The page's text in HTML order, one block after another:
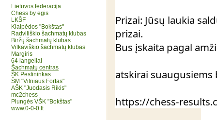
Lietuvos federacija
Chess by egis
LKŠF
Klaipėdos "Bokštas"
Radviliškio šachmatų klubas
Biržų šachmatų klubas
Vilkaviškio šachmatų klubas
Margiris
64 langeliai
Šachmatų centras
ŠK Pestininkas
ŠM "Vilniaus Fortas"
AŠK "Juodasis Rikis"
mc2chess
Plungės VŠK "Bokštas"
www.0-0-0.lt
Prizai: Jūsų laukia
prizai.
Bus įskaita pagal
atskirai
https://chess-